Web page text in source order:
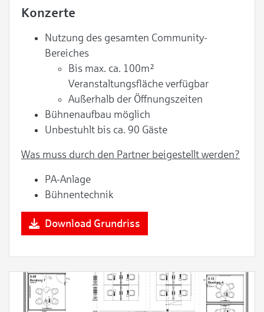
Konzerte
Nutzung des gesamten Community-
Bereiches
Bis max. ca. 100m²
Veranstaltungsfläche verfügbar
Außerhalb der Öffnungszeiten
Bühnenaufbau möglich
Unbestuhlt bis ca. 90 Gäste
Was muss durch den Partner beigestellt werden?
PA-Anlage
Bühnentechnik
Download Grundriss